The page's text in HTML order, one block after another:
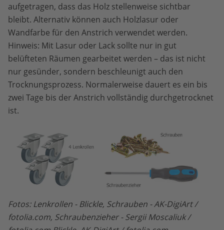
aufgetragen, dass das Holz stellenweise sichtbar
bleibt. Alternativ können auch Holzlasur oder
Wandfarbe für den Anstrich verwendet werden.
Hinweis: Mit Lasur oder Lack sollte nur in gut
belüfteten Räumen gearbeitet werden – das ist nicht
nur gesünder, sondern beschleunigt auch den
Trocknungsprozess. Normalerweise dauert es ein bis
zwei Tage bis der Anstrich vollständig durchgetrocknet
ist.
Fotos: Lenkrollen - Blickle, Schrauben - AK-DigiArt /
fotolia.com, Schraubenzieher - Sergii Moscaliuk /